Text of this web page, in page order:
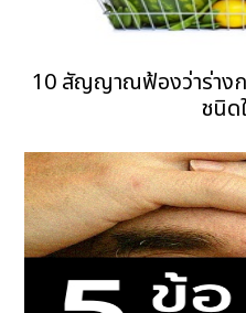
10 สัญญาณฟ้องว่าร่างก
ชนิด